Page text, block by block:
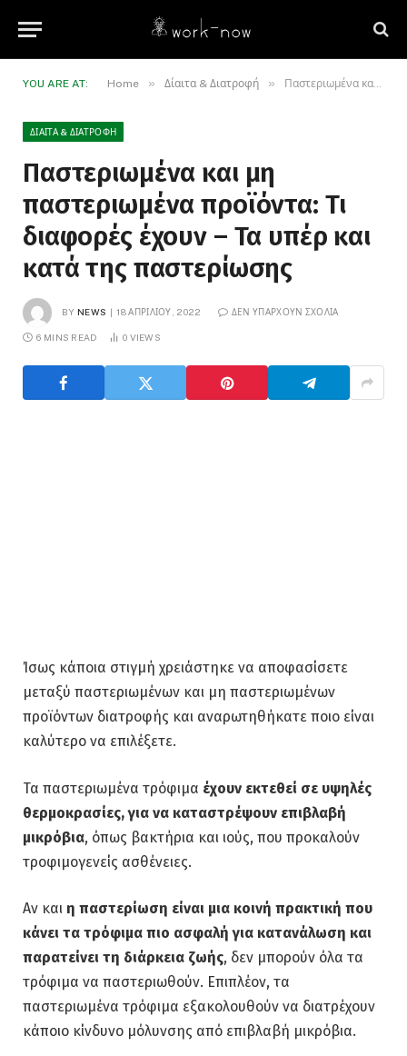
YOU ARE AT: Home » Δίαιτα & Διατροφή » Παστεριωμένα και μη παστεριωμένα προϊόντα: Τι διαφορές έχουν – Τα υπέρ και κατά της παστερίωσης
ΔΊΑΙΤΑ & ΔΙΑΤΡΟΦΉ
Παστεριωμένα και μη
παστεριωμένα προϊόντα: Τι
διαφορές έχουν – Τα υπέρ και
κατά της παστερίωσης
BY NEWS 18 ΑΠΡΙΛΊΟΥ, 2022 ΔΕΝ ΥΠΆΡΧΟΥΝ ΣΧΌΛΙΑ
6 MINS READ 0 VIEWS
Ίσως κάποια στιγμή χρειάστηκε να αποφασίσετε
μεταξύ παστεριωμένων και μη παστεριωμένων
προϊόντων διατροφής και αναρωτηθήκατε ποιο είναι
καλύτερο να επιλέξετε.
Τα παστεριωμένα τρόφιμα έχουν εκτεθεί σε υψηλές
θερμοκρασίες, για να καταστρέψουν επιβλαβή
μικρόβια, όπως βακτήρια και ιούς, που προκαλούν
τροφιμογενείς ασθένειες.
Αν και η παστερίωση είναι μια κοινή πρακτική που
κάνει τα τρόφιμα πιο ασφαλή για κατανάλωση και
παρατείνει τη διάρκεια ζωής, δεν μπορούν όλα τα
τρόφιμα να παστεριωθούν. Επιπλέον, τα
παστεριωμένα τρόφιμα εξακολουθούν να διατρέχουν
κάποιο κίνδυνο μόλυνσης από επιβλαβή μικρόβια.